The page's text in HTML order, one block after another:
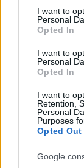
consent section.
I want to
Personal
Opted In
I want to
Personal
Opted In
I want to
Retention,
Personal
Purposes
Opted Out
Google
Autoridades do